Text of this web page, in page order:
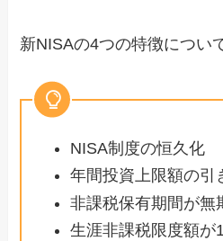
新NISAの4つの特徴につい
NISA制度の恒久化
年間投資上限額の引
非課税保有期間が無
生涯非課税限度額が